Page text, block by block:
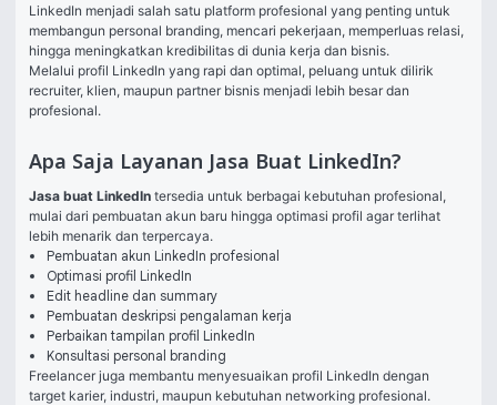
LinkedIn menjadi salah satu platform profesional yang penting untuk
membangun personal branding, mencari pekerjaan, memperluas relasi,
hingga meningkatkan kredibilitas di dunia kerja dan bisnis.
Melalui profil LinkedIn yang rapi dan optimal, peluang untuk dilirik
recruiter, klien, maupun partner bisnis menjadi lebih besar dan
profesional.
Apa Saja Layanan Jasa Buat LinkedIn?
Jasa buat LinkedIn tersedia untuk berbagai kebutuhan profesional,
mulai dari pembuatan akun baru hingga optimasi profil agar terlihat
lebih menarik dan terpercaya.
Pembuatan akun LinkedIn profesional
Optimasi profil LinkedIn
Edit headline dan summary
Pembuatan deskripsi pengalaman kerja
Perbaikan tampilan profil LinkedIn
Konsultasi personal branding
Freelancer juga membantu menyesuaikan profil LinkedIn dengan
target karier, industri, maupun kebutuhan networking profesional.